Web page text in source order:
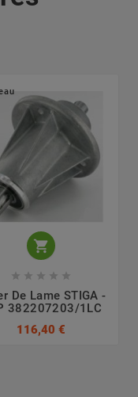

    
De Lame STIGA -
382207203/1LC
116,40 €